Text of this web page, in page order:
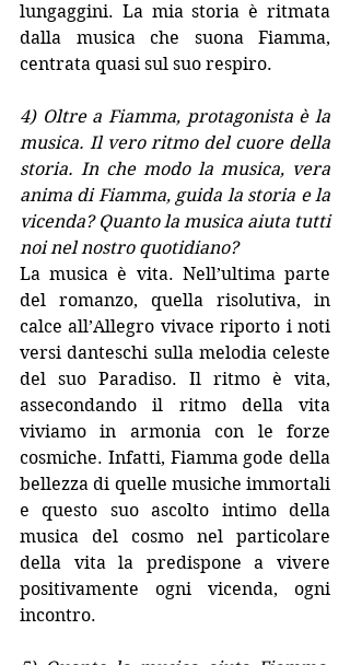
lungaggini. La mia storia è ritmata
dalla musica che suona Fiamma,
centrata quasi sul suo respiro.
4) Oltre a Fiamma, protagonista è la
musica. Il vero ritmo del cuore della
storia. In che modo la musica, vera
anima di Fiamma, guida la storia e la
vicenda? Quanto la musica aiuta tutti
noi nel nostro quotidiano?
La musica è vita. Nell’ultima parte
del romanzo, quella risolutiva, in
calce all’Allegro vivace riporto i noti
versi danteschi sulla melodia celeste
del suo Paradiso. Il ritmo è vita,
assecondando il ritmo della vita
viviamo in armonia con le forze
cosmiche. Infatti, Fiamma gode della
bellezza di quelle musiche immortali
e questo suo ascolto intimo della
musica del cosmo nel particolare
della vita la predispone a vivere
positivamente ogni vicenda, ogni
incontro.